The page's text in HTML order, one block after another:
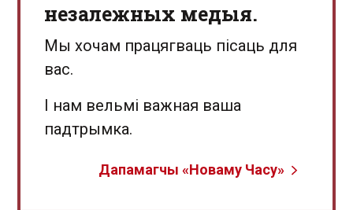
незалежных медыя.
Мы хочам працягваць пісаць для
вас.
І нам вельмі важная ваша
падтрымка.
Дапамагчы «Новаму Часу»